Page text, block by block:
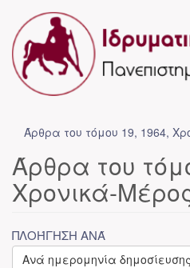
Άρθρα του τόμου 19, 1964,
Άρθρα του
Χρονικά-
ΠΛΟΉΓΗΣΗ ΑΝΆ
Ανά ημερομηνία δημοσίευσης